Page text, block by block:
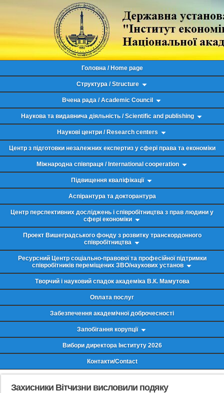
Головна / Home page
Структура / Structure
Вчена рада / Academic Council
Наукова та видавнича діяльність / Scientific and publishing
Наукові центри / Research centers
Центр з підготовки незалежних експертиз у сфері права та економіки
Міжнародна співпраця / International cooperation
Підвищення кваліфікації
Аспірантура та докторантура
Центр перспективних досліджень і співробітництва з прав людини у
сфері економіки
Проект Вишеградського фонду з розвитку транскордонного
співробітництва
Ресурсний Центр соціально-правової та професійної підтримки
співробітників переміщених ЗВО/наукових установ
Творчий і науковий спадок академіка В.К. Мамутова
Оплата послуг
Забезпечення академічної доброчесності
Запобігання корупції
Вибори директора Інституту 2026
Контакти/Contact
Захисники Вітчизни висловили подяку